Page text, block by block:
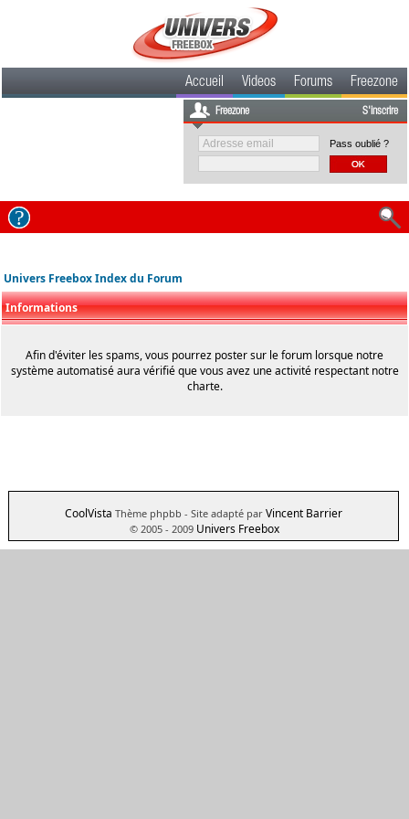
Accueil Videos Forums Freezone
Freezone S'inscrire
Pass oublié ?
Univers Freebox Index du Forum
Informations
Afin d'éviter les spams, vous pourrez poster sur le forum lorsque notre
système automatisé aura vérifié que vous avez une activité respectant notre
charte.
CoolVista Thème phpbb - Site adapté par Vincent Barrier
© 2005 - 2009 Univers Freebox